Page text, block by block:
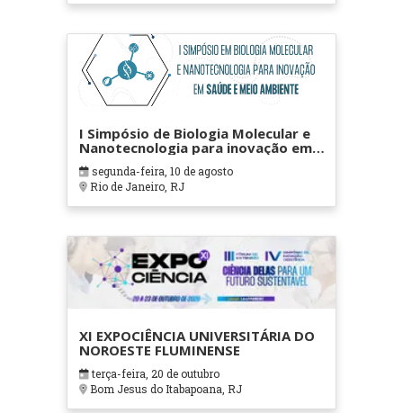
I Simpósio de Biologia Molecular e
Nanotecnologia para inovação em
saúde e meio ambiente
segunda-feira, 10 de agosto
Rio de Janeiro, RJ
XI EXPOCIÊNCIA UNIVERSITÁRIA DO
NOROESTE FLUMINENSE
terça-feira, 20 de outubro
Bom Jesus do Itabapoana, RJ